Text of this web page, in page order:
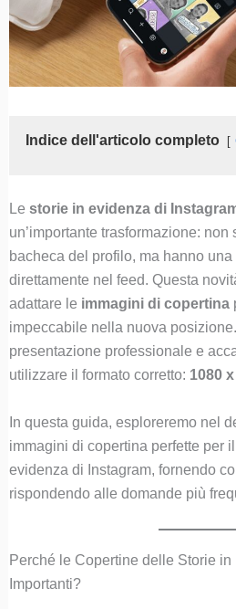
Indice dell'articolo completo
Le storie in evidenza di
un’importante trasformazione: non
bacheca del profilo, ma hanno
direttamente nel feed. Questa
adattare le immagini di copertina
impeccabile nella nuova
presentazione professionale e
utilizzare il formato corretto: 1080
In questa guida, esploreremo nel
immagini di copertina perfette per
evidenza di Instagram, fornendo
rispondendo alle domande più
Perché le Copertine delle Storie
Importanti?